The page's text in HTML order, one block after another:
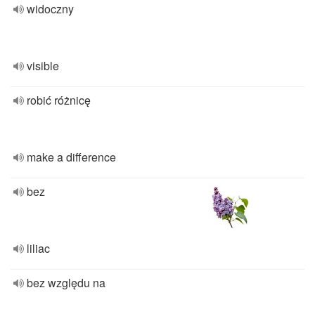
widoczny
visible
robić różnicę
make a difference
bez
liliac
bez względu na